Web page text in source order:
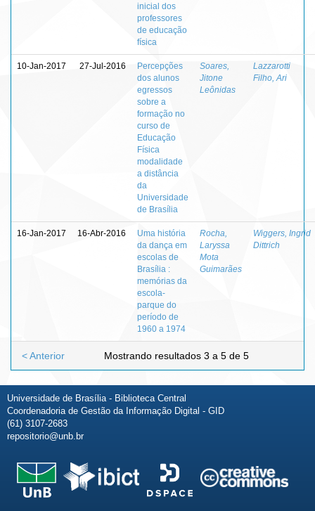
inicial dos
professores
de educação
física
10-Jan-2017 27-Jul-2016
Percepções
dos alunos
egressos
sobre a
formação no
curso de
Educação
Física
modalidade
a distância
da
Universidade
de Brasília
Soares,
Jitone
Leônidas
Lazzarotti
Filho, Ari
16-Jan-2017 16-Abr-2016
Uma história
da dança em
escolas de
Brasília :
memórias da
escola-
parque do
período de
1960 a 1974
Rocha,
Laryssa
Mota
Guimarães
Wiggers, Ingrid
Dittrich
Mostrando resultados 3 a 5 de 5
< Anterior
Universidade de Brasília - Biblioteca Central
Coordenadoria de Gestão da Informação Digital - GID
(61) 3107-2683
repositorio@unb.br